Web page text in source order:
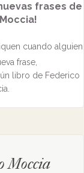
frases de
cuando alguien
frase,
libro de Federico
Moccia